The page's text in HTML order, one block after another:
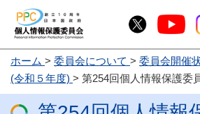
ホーム 委員会について 委員会開催
(令和５年度)
第254回個人情報保護委